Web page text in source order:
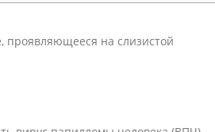
проявляющееся на слизистой